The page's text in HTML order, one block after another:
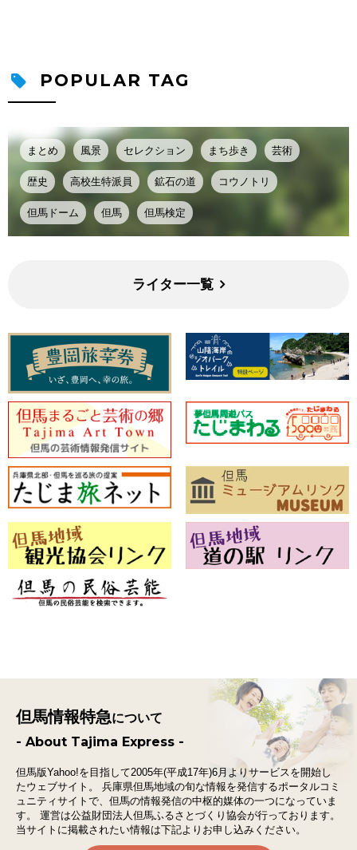
POPULAR TAG
まとめ 風景 セレクション まち歩き 芸術
歴史 高校生特派員 鉱石の道 コウノトリ
但馬ドーム 但馬 但馬検定
ライター一覧
但馬情報特急について
- About Tajima Express -
但馬版Yahoo!を目指して2005年(平成17年)6月よりサービスを開始し
たウェブサイト。
兵庫県但馬地域の旬な情報を発信するポータルコミ
ュニティサイトで、 但馬の情報発信の中枢的媒体の一つになっていま
す。
運営は公益財団法人但馬ふるさとづくり協会が行っております。
当サイトに掲載されたい情報は下記よりお申し込みください。